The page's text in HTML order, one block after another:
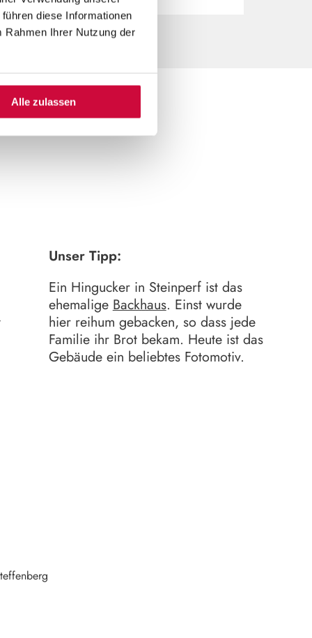
diese Informationen
Rahmen Ihrer Nutzung der
Alle zulassen
Unser Tipp:
Ein Hingucker in Steinperf ist das
ehemalige Backhaus. Einst wurde
hier reihum gebacken, so dass jede
Familie ihr Brot bekam. Heute ist das
Gebäude ein beliebtes Fotomotiv.